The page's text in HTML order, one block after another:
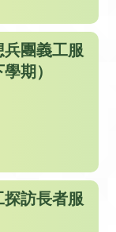
兵團義工服
期）
探訪長者服